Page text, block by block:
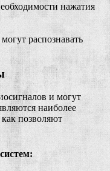
нажатия
распознавать
и могут
наиболее
позволяют